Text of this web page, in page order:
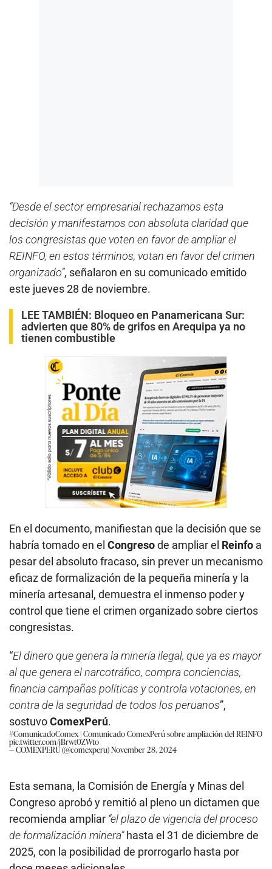
“Desde el sector empresarial rechazamos esta
decisión y manifestamos con absoluta claridad que
los congresistas que voten en favor de ampliar el
REINFO, en estos términos, votan en favor del crimen
organizado”, señalaron en su comunicado emitido
este jueves 28 de noviembre.
LEE TAMBIÉN: Bloqueo en Panamericana Sur:
advierten que 80% de grifos en Arequipa ya no
tienen combustible
En el documento, manifiestan que la decisión que se
habría tomado en el Congresode ampliar el Reinfo a
pesar del absoluto fracaso, sin prever un mecanismo
eficaz de formalización de la pequeña minería y la
minería artesanal, demuestra el inmenso poder y
control que tiene el crimen organizado sobre ciertos
congresistas.
“El dinero que genera la minería ilegal, que ya es mayor
al que genera el narcotráfico, compra conciencias,
financia campañas políticas y controla votaciones, en
contra de la seguridad de todos los peruanos”,
sostuvoComexPerú.
#ComunicadoComex | Comunicado ComexPerú sobre ampliación del REINFO
pic.twitter.com/jBrwt0ZWto
— COMEXPERU (@comexperu)November 28, 2024
Esta semana, la Comisión de Energía y Minas del
Congreso aprobó y remitió al pleno un dictamen que
recomienda ampliar “el plazo de vigencia del proceso
de formalización minera”hasta el 31 de diciembre de
2025, con la posibilidad de prorrogarlo hasta por